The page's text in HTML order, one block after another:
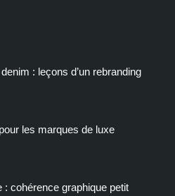
: leçons d’un rebranding
les marques de luxe
: cohérence graphique petit